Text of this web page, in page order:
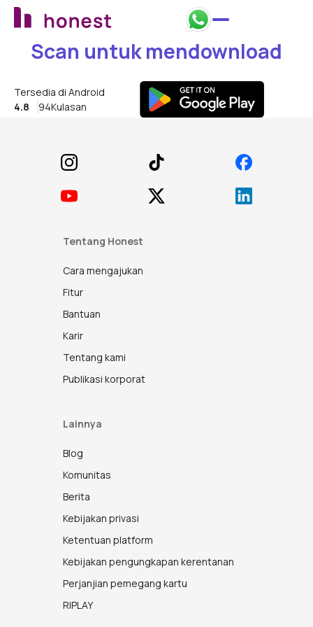
Scan untuk mendownload
Tersedia di Android
4.8
94Kulasan
Tentang Honest
Cara mengajukan
Fitur
Bantuan
Karir
Tentang kami
Publikasi korporat
Lainnya
Blog
Komunitas
Berita
Kebijakan privasi
Ketentuan platform
Kebijakan pengungkapan kerentanan
Perjanjian pemegang kartu
RIPLAY